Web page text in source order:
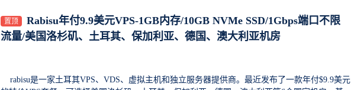
置顶
Rabisu年付9.9美元VPS-1GB内存/10GB NVMe SSD/1Gbps端口不限
流量/美国洛杉矶、土耳其、保加利亚、德国、澳大利亚机房
rabisu是一家土耳其VPS、VDS、虚拟主机和独立服务器提供商。最近发布了一款年付$9.9美元